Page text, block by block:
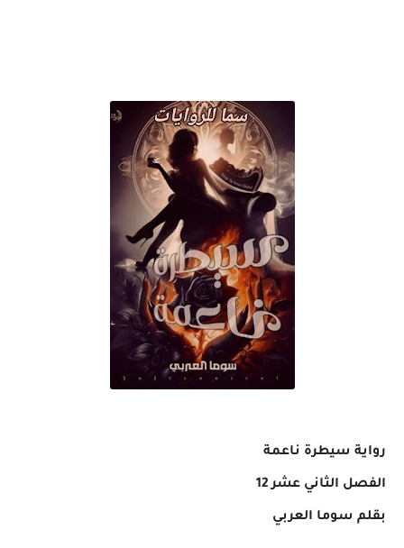
رواية سيطرة ناعمة
الفصل الثاني عشر 12
بقلم سوما العربي